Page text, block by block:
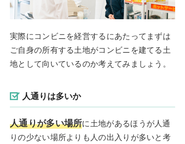
実際にコンビニを経営するにあたってまずは
ご自身の所有する土地がコンビニを建てる土
地として向いているのか考えてみましょう。
人通りは多いか
人通りが多い場所に土地があるほうが人通
りの少ない場所よりも人の出入りが多いと考